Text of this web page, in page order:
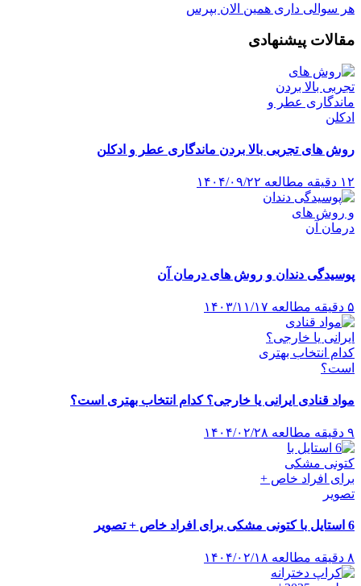
هر سوالی داری همین الان بپرس
مقالات پیشنهادی
روش های تجربی بالا بردن ماندگاری عطر و ادکلن
۱۲ دقیقه مطالعه ۱۴۰۴/۰۹/۲۲
پوسیدگی دندان و روش های درمان آن
۵ دقیقه مطالعه ۱۴۰۳/۱۱/۱۷
مواد قنادی ایرانی یا خارجی؟ کدام انتخاب بهتری است؟
۹ دقیقه مطالعه ۱۴۰۴/۰۲/۲۸
6 استایل با کتونی مشکی برای افراد خاص + تصویر
۸ دقیقه مطالعه ۱۴۰۴/۰۲/۱۸